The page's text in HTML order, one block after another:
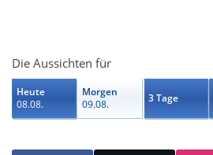
Die Aussichten für
Heute
08.08.
Morgen
09.08.
3 Tage